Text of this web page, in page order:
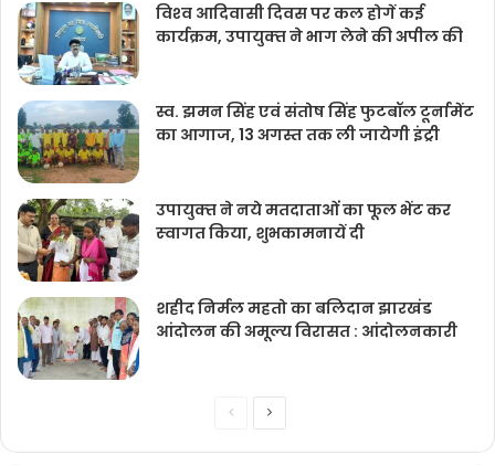
विश्‍व आदिवासी दिवस पर कल होगें कई
कार्यक्रम, उपायुक्‍त ने भाग लेने की अपील की
स्व. झमन सिंह एवं संतोष सिंह फुटबॉल टूर्नामेंट
का आगाज, 13 अगस्त तक ली जायेगी इंट्री
उपायुक्‍त ने नये मतदाताओंं का फूल भेंट कर
स्‍वागत किया, शुभकामनायें दी
शहीद निर्मल महतो का बलिदान झारखंड
आंदोलन की अमूल्य विरासत : आंदोलनकारी
PreviousNext